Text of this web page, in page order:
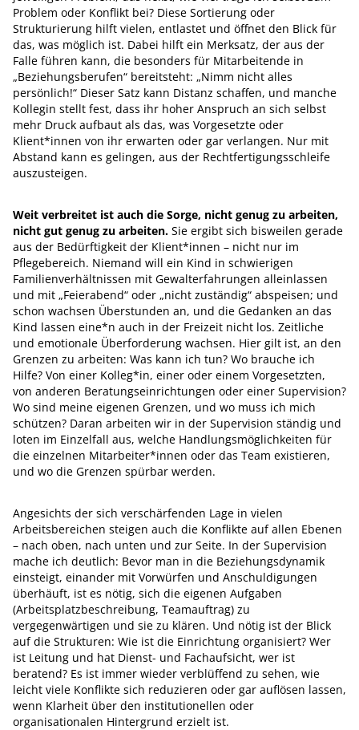
Problem oder Konflikt bei? Diese Sortierung oder
Strukturierung hilft vielen, entlastet und öffnet den Blick für
das, was möglich ist. Dabei hilft ein Merksatz, der aus der
Falle führen kann, die besonders für Mitarbeitende in
„Beziehungsberufen“ bereitsteht: „Nimm nicht alles
persönlich!“ Dieser Satz kann Distanz schaffen, und manche
Kollegin stellt fest, dass ihr hoher Anspruch an sich selbst
mehr Druck aufbaut als das, was Vorgesetzte oder
Klient*innen von ihr erwarten oder gar verlangen. Nur mit
Abstand kann es gelingen, aus der Rechtfertigungsschleife
auszusteigen.
Weit verbreitet ist auch die Sorge, nicht genug zu arbeiten,
nicht gut genug zu arbeiten. Sie ergibt sich bisweilen gerade
aus der Bedürftigkeit der Klient*innen – nicht nur im
Pflegebereich. Niemand will ein Kind in schwierigen
Familienverhältnissen mit Gewalterfahrungen alleinlassen
und mit „Feierabend“ oder „nicht zuständig“ abspeisen; und
schon wachsen Überstunden an, und die Gedanken an das
Kind lassen eine*n auch in der Freizeit nicht los. Zeitliche
und emotionale Überforderung wachsen. Hier gilt ist, an den
Grenzen zu arbeiten: Was kann ich tun? Wo brauche ich
Hilfe? Von einer Kolleg*in, einer oder einem Vorgesetzten,
von anderen Beratungseinrichtungen oder einer Supervision?
Wo sind meine eigenen Grenzen, und wo muss ich mich
schützen? Daran arbeiten wir in der Supervision ständig und
loten im Einzelfall aus, welche Handlungsmöglichkeiten für
die einzelnen Mitarbeiter*innen oder das Team existieren,
und wo die Grenzen spürbar werden.
Angesichts der sich verschärfenden Lage in vielen
Arbeitsbereichen steigen auch die Konflikte auf allen Ebenen
– nach oben, nach unten und zur Seite. In der Supervision
mache ich deutlich: Bevor man in die Beziehungsdynamik
einsteigt, einander mit Vorwürfen und Anschuldigungen
überhäuft, ist es nötig, sich die eigenen Aufgaben
(Arbeitsplatzbeschreibung, Teamauftrag) zu
vergegenwärtigen und sie zu klären. Und nötig ist der Blick
auf die Strukturen: Wie ist die Einrichtung organisiert? Wer
ist Leitung und hat Dienst- und Fachaufsicht, wer ist
beratend? Es ist immer wieder verblüffend zu sehen, wie
leicht viele Konflikte sich reduzieren oder gar auflösen lassen,
wenn Klarheit über den institutionellen oder
organisationalen Hintergrund erzielt ist.